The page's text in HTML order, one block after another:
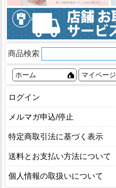
商品検索
ホーム マイページ
ログイン
メルマガ申込/停止
特定商取引法に基づく表示
送料とお支払い方法について
個人情報の取扱いについて